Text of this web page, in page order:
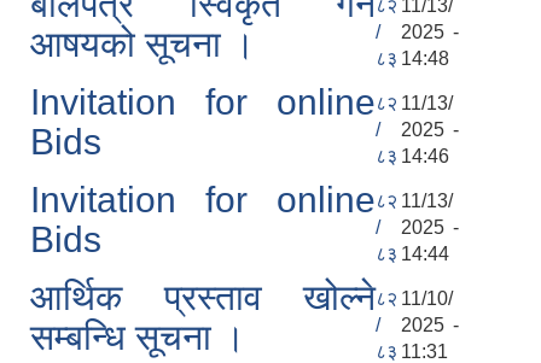
आषयको सूचना ।
८२
/
८३
11/13/
2025 -
14:48
Invitation for online
Bids
८२
/
८३
11/13/
2025 -
14:46
Invitation for online
Bids
८२
/
८३
11/13/
2025 -
14:44
आर्थिक प्रस्ताव खोल्ने
सम्बन्धि सूचना ।
८२
/
८३
11/10/
2025 -
11:31